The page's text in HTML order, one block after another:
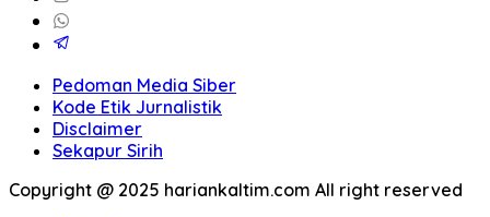
Pedoman Media Siber
Kode Etik Jurnalistik
Disclaimer
Sekapur Sirih
Copyright @ 2025 hariankaltim.com All right reserved